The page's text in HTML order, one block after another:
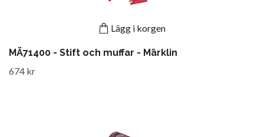
Lägg i korgen
MÄ71400 - Stift och muffar - Märklin
674 kr